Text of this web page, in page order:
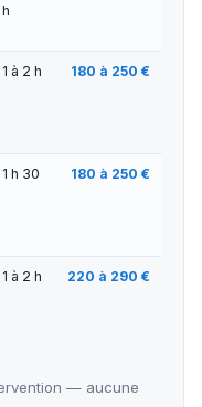
h
1 à 2 h 180 à 250 €
1 h 30 180 à 250 €
1 à 2 h 220 à 290 €
— aucune